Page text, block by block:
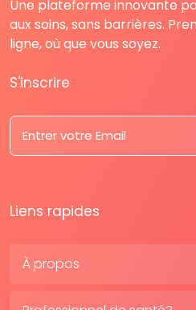
Une plateforme innovante
aux soins, sans barrières.
ligne, où que vous soyez.
S'inscrire
Liens rapides
À propos